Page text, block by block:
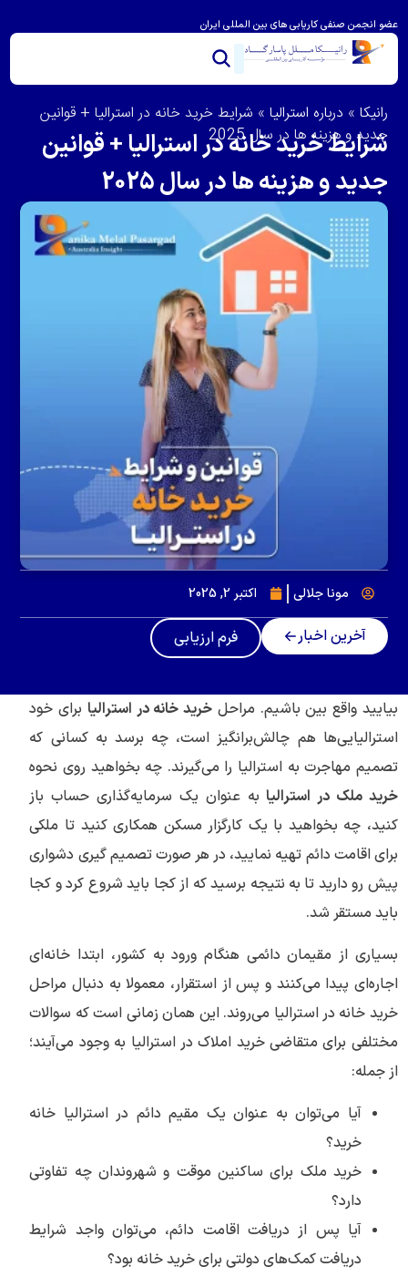
عضو انجمن صنفی کاریابی های بین المللی ایران
رانیکا » درباره استرالیا » شرایط خرید خانه در استرالیا + قوانین
جدید و هزینه ها در سال 2025
شرایط خرید خانه در استرالیا + قوانین
جدید و هزینه ها در سال 2025
مونا جلالی اکتبر 2, 2025
آخرین اخبار فرم ارزیابی
بیایید واقع بین باشیم. مراحل خرید خانه در استرالیا برای خود
استرالیایی‌ها هم چالش‌برانگیز است، چه برسد به کسانی که
تصمیم مهاجرت به استرالیا را می‌گیرند. چه بخواهید روی نحوه
خرید ملک در استرالیابه عنوان یک سرمایه‌گذاری حساب باز
کنید، چه بخواهید با یک کارگزار مسکن همکاری کنید تا ملکی
برای اقامت دائم تهیه نمایید، در هر صورت تصمیم گیری دشواری
پیش رو دارید تا به نتیجه برسید که از کجا باید شروع کرد و کجا
باید مستقر شد.
بسیاری از مقیمان دائمی هنگام ورود به کشور، ابتدا خانه‌ای
اجاره‌ای پیدا می‌کنند و پس از استقرار، معمولا به دنبال مراحل
خرید خانه در استرالیا می‌روند. این همان زمانی است که سوالات
مختلفی برای متقاضی خرید املاک در استرالیا به وجود می‌آیند؛
از جمله:
آیا می‌توان به عنوان یک مقیم دائم در استرالیا خانه
خرید؟
خرید ملک برای ساکنین موقت و شهروندان چه تفاوتی
دارد؟
آیا پس از دریافت اقامت دائم، می‌توان واجد شرایط
دریافت کمک‌های دولتی برای خرید خانه بود؟